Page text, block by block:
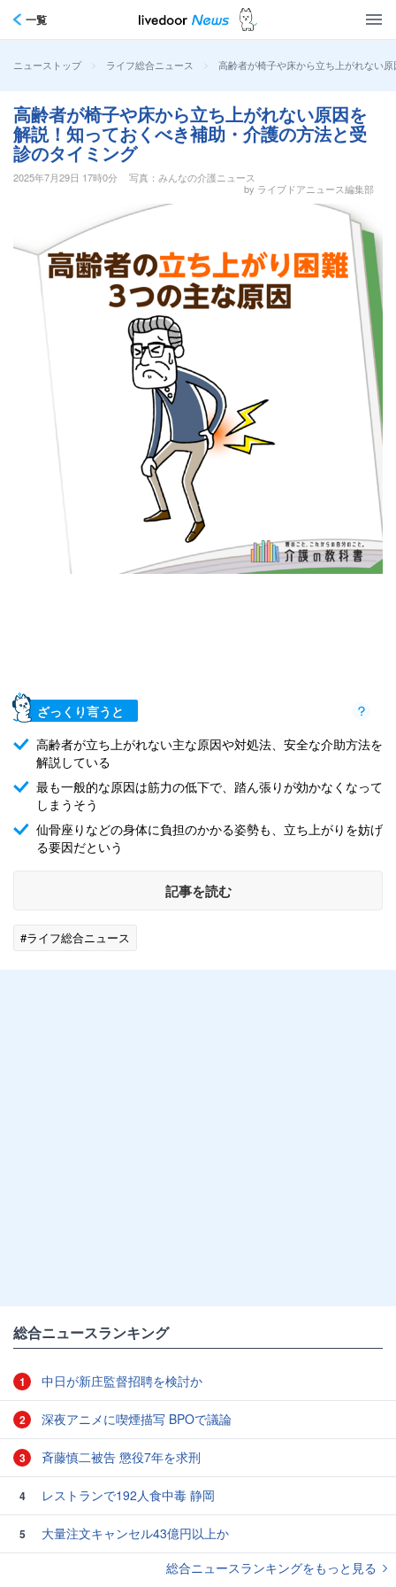
一覧
ニューストップ > ライフ総合ニュース > 高齢者が椅子や床から立ち上がれない
高齢者が椅子や床から立ち上がれない原因を
解説！知っておくべき補助・介護の方法と受
診のタイミング
2025年7月29日 17時0分
写真：みんなの介護ニュース
by ライブドアニュース編集部
ざっくり言うと
高齢者が立ち上がれない主な原因や対処法、安全な介助方法を
解説している
最も一般的な原因は筋力の低下で、踏ん張りが効かなくなって
しまうそう
仙骨座りなどの身体に負担のかかる姿勢も、立ち上がりを妨げ
る要因だという
記事を読む
#ライフ総合ニュース
総合ニュースランキング
1 中日が新庄監督招聘を検討か
2 深夜アニメに喫煙描写 BPOで議論
3 斉藤慎二被告 懲役7年を求刑
4 レストランで192人食中毒 静岡
5
大量注文キャンセル43億円以上か
総合ニュースランキングをもっと見る